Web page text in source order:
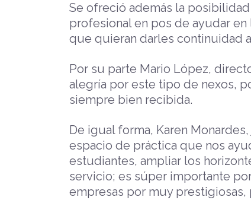
Se ofreció además la
profesional en pos de ayudar
que quieran darles continuidad
Por su parte Mario López,
alegría por este tipo de nexos,
siempre bien recibida.
De igual forma, Karen
espacio de práctica que nos
estudiantes, ampliar los
servicio; es súper importante
empresas por muy prestigiosas,